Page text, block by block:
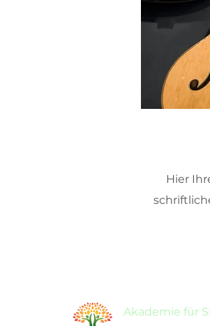
Hier
Akademie für